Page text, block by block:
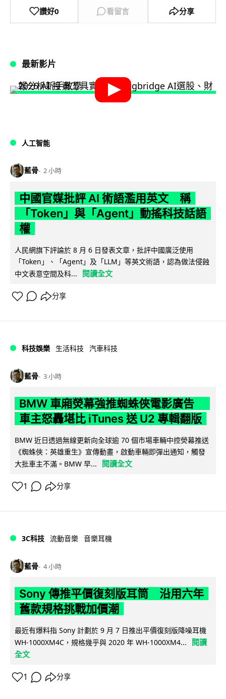
讚好0 看留言 分享
最新影片
人工智能
藍骨 2 小時
中國官媒批評 AI 術語濫用英文 稱
「Token」與「Agent」動搖科技話語
權
人民網旗下評論於 8 月 6 日發表文章，批評中國廣泛使用
「Token」、「Agent」及「LLM」等英文術語，認為做法侵蝕
中文表意空間及科...
閱讀全文
分享
科技娛樂 生活科技 汽車科技
藍骨 3 小時
BMW 車廂熒幕強推蜘蛛俠電影廣告
車主怒轟堪比 iTunes 送 U2 專輯翻版
BMW 近日透過無線更新向全球逾 70 個市場車輛中控熒幕推送
《蜘蛛俠：英雄重生》宣傳動畫，啟動車輛即彈出通知，觸發
大批車主不滿。BMW 早...
閱讀全文
1 分享
3C科技 流動音樂 音樂耳機
藍骨 4 小時
Sony 傳推平價復刻版耳筒 沿用六年
舊款規格挑戰加價潮
最近有爆料指 Sony 計劃於 9 月 7 日推出平價復刻版降噪耳機
WH-1000XM4C，規格幾乎與 2020 年 WH-1000XM4...
閱讀
全文
1 分享